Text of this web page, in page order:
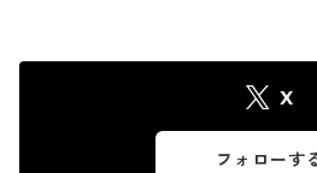
X
フォローす